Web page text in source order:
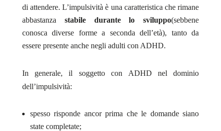
di attendere. L’impulsività è una caratteristica che rimane
abbastanza stabile durante lo sviluppo(sebbene
conosca diverse forme a seconda dell’età), tanto da
essere presente anche negli adulti con ADHD.
In generale, il soggetto con ADHD nel dominio
dell’impulsività:
spesso risponde ancor prima che le domande siano
state completate;